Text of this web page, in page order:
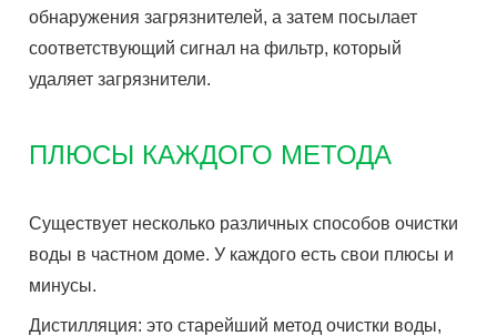
обнаружения загрязнителей, а затем посылает
соответствующий сигнал на фильтр, который
удаляет загрязнители.
ПЛЮСЫ КАЖДОГО МЕТОДА
Существует несколько различных способов очистки
воды в частном доме. У каждого есть свои плюсы и
минусы.
Дистилляция: это старейший метод очистки воды,